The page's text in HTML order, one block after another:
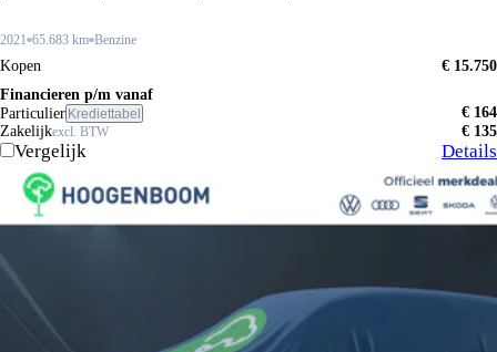
2021 65.683 km Benzine
Kopen
€ 15.750
Financieren p/m vanaf
Particulier Krediettabel
€ 164
Zakelijkexcl. BTW € 135
Vergelijk Details